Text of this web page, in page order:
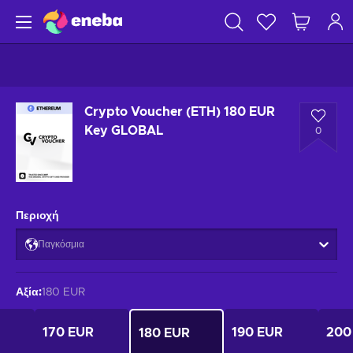
Crypto Voucher (ETH) 180 EUR
Key GLOBAL
0
Περιοχή
Παγκόσμια
Αξία:180 EUR
170 EUR 180 EUR 190 EUR 200